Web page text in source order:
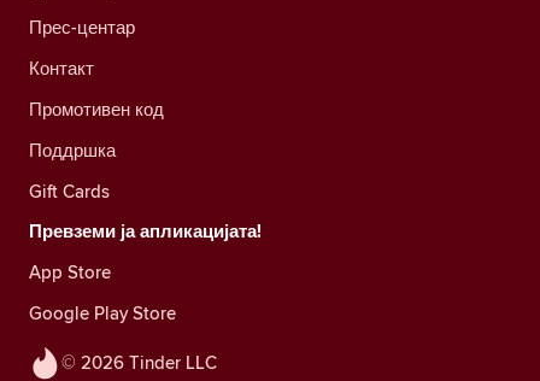
© 2026 Tinder LLC
Прес-центар
Контакт
Промотивен код
Поддршка
Gift Cards
Превземи ја апликацијата!
App Store
Google Play Store